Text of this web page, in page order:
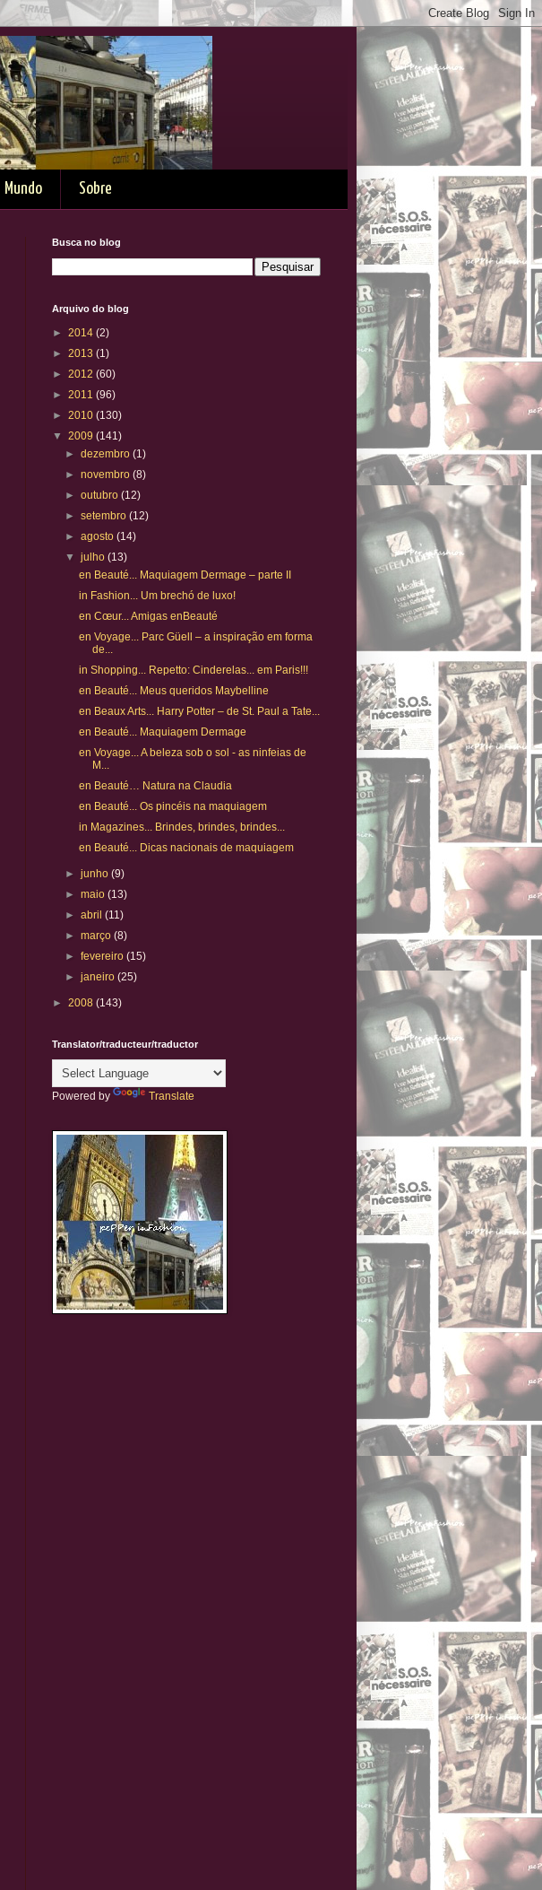
Mundo Sobre
Busca no blog
Arquivo do blog
► 2014 (2)
► 2013 (1)
► 2012 (60)
► 2011 (96)
► 2010 (130)
▼ 2009 (141)
►dezembro(1)
►novembro(8)
►outubro(12)
►setembro(12)
►agosto(14)
▼julho(13)
en Beauté... Maquiagem Dermage – parte II
in Fashion... Um brechó de luxo!
en Cœur... Amigas enBeauté
en Voyage... Parc Güell – a inspiração em forma
de...
in Shopping... Repetto: Cinderelas... em Paris!!!
en Beauté... Meus queridos Maybelline
en Beaux Arts... Harry Potter – de St. Paul a Tate...
en Beauté... Maquiagem Dermage
en Voyage... A beleza sob o sol - as ninfeias de
M...
en Beauté… Natura na Claudia
en Beauté... Os pincéis na maquiagem
in Magazines... Brindes, brindes, brindes...
en Beauté... Dicas nacionais de maquiagem
►junho(9)
►maio(13)
►abril(11)
►março(8)
►fevereiro(15)
►janeiro(25)
► 2008 (143)
Translator/traducteur/traductor
Powered by Translate